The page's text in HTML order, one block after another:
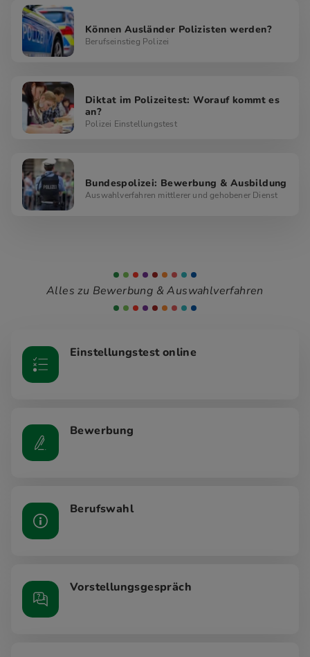
Können Ausländer Polizisten werden?
Berufseinstieg Polizei
Diktat im Polizeitest: Worauf kommt es
an?
Polizei Einstellungstest
Bundespolizei: Bewerbung & Ausbildung
Auswahlverfahren mittlerer und gehobener Dienst
Alles zu Bewerbung & Auswahlverfahren
Einstellungstest online
Bewerbung
Berufswahl
Vorstellungsgespräch